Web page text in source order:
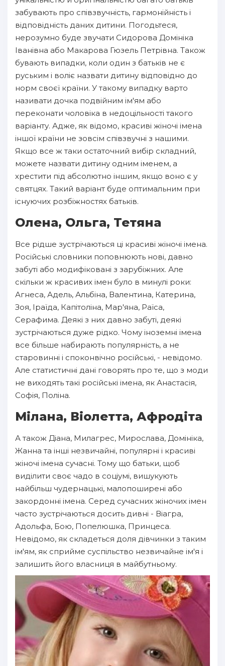
забувають про співзвучність, гармонійність і
відповідність даних дитини. Погодьтеся,
нерозумно буде звучати Сидорова Домініка
Іванівна або Макарова Гюзель Петрівна. Також
бувають випадки, коли один з батьків не є
руським і воліє назвати дитину відповідно до
норм своєї країни. У такому випадку варто
називати дочка подвійним ім'ям або
переконати чоловіка в недоцільності такого
варіанту. Адже, як відомо, красиві жіночі імена
іншої країни не зовсім співзвучні з нашими.
Якщо все ж таки остаточний вибір складний,
можете назвати дитину одним іменем, а
хрестити під абсолютно іншим, якщо воно є у
святцях. Такий варіант буде оптимальним при
існуючих розбіжностях батьків.
Олена, Ольга, Тетяна
Все рідше зустрічаються ці красиві жіночі імена.
Російські словники поповнюють нові, давно
забуті або модифіковані з зарубіжних. Але
скільки ж красивих імен було в минулі роки:
Агнеса, Адель, Альбіна, Валентина, Катерина,
Зоя, Іраїда, Капітоліна, Мар'яна, Раїса,
Серафима. Деякі з них давно забуті, деякі
зустрічаються дуже рідко. Чому іноземні імена
все більше набирають популярність, а не
старовинні і споконвічно російські, - невідомо.
Але статистичні дані говорять про те, що з моди
не виходять такі російські імена, як Анастасія,
Софія, Поліна.
Мілана, Віолетта, Афродіта
А також Діана, Милагрес, Мирослава, Домініка,
Жанна та інші незвичайні, популярні і красиві
жіночі імена сучасні. Тому що батьки, щоб
виділити своє чадо в соціумі, вишукують
найбільш чудернацькі, малопоширені або
закордонні імена. Серед сучасних жіночих імен
часто зустрічаються досить дивні - Віагра,
Адольфа, Бою, Попелюшка, Принцеса.
Невідомо, як складеться доля дівчинки з таким
ім'ям, як сприйме суспільство незвичайне ім'я і
залишить його власниця в майбутньому.